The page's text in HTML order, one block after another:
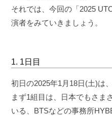
それでは、今回の「2025
演者をみていきましょう。
1. 1日目
初日の2025年1月18日(土)は
まず1組目は、日本でもさま
いる、BTSなどの事務所